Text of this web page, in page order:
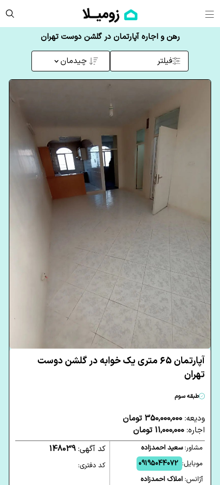
رهن و اجاره آپارتمان در گلشن دوست تهران
فیلتر چیدمان
آپارتمان 65 متری یک خوابه در گلشن دوست
تهران
طبقه سوم
ودیعه: 350,000,000 تومان
اجاره: 11,000,000 تومان
مشاور:سعید احمدزاده
موبایل: 09195044072
آژانس:املاک احمدزاده
کد آگهی:148039
کد دفتری: